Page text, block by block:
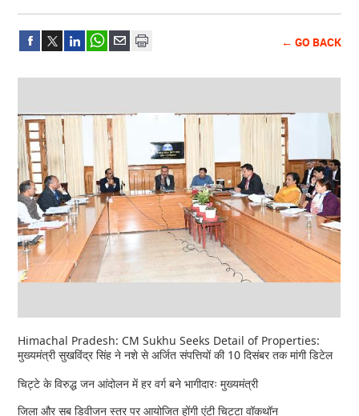
← GO BACK
Himachal Pradesh: CM Sukhu Seeks Detail of Properties:
मुख्यमंत्री सुखविंद्र सिंह ने नशे से अर्जित संपत्तियों की 10 दिसंबर तक मांगी डिटेल
चिट्टे के विरुद्ध जन आंदोलन में हर वर्ग बने भागीदारः मुख्यमंत्री
जिला और सब डिवीजन स्तर पर आयोजित होंगी एंटी चिट्टा वॉकथॉन